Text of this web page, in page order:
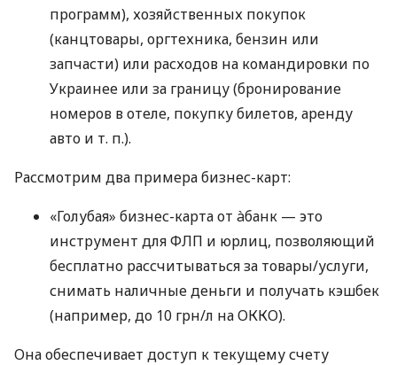
программ), хозяйственных покупок
(канцтовары, оргтехника, бензин или
запчасти) или расходов на командировки по
Украинее или за границу (бронирование
номеров в отеле, покупку билетов, аренду
авто и т. п.).
Рассмотрим два примера бизнес-карт:
«Голубая» бизнес-карта от àбанк — это
инструмент для ФЛП и юрлиц, позволяющий
бесплатно рассчитываться за товары/услуги,
снимать наличные деньги и получать кэшбек
(например, до 10 грн/л на ОККО).
Она обеспечивает доступ к текущему счету